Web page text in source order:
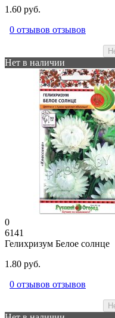
1.60 руб.
0 отзывов отзывов
Нет в наличии
0
6141
Гелихризум Белое солнце
1.80 руб.
0 отзывов отзывов